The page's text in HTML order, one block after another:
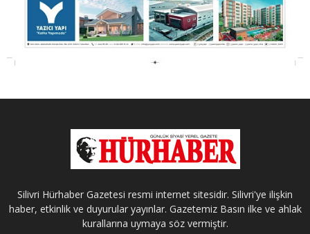
Silivri Hürhaber Gazetesi resmi internet sitesidir. Silivri'ye ilişkin
haber, etkinlik ve duyurular yayınlar. Gazetemiz Basın ilke ve ahlak
kurallarına uymaya söz vermiştir.